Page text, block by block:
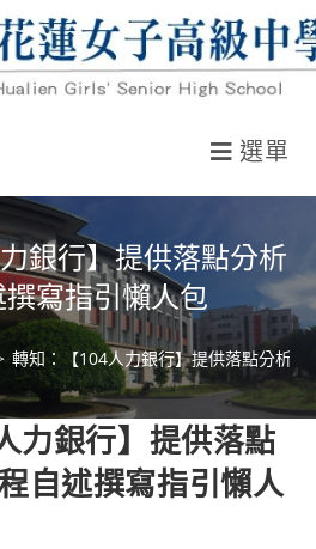
選單
銀行】提供落點分析
寫指引懶人包
轉知：【104人力銀行】提供落點分析
力銀行】提供落點
自述撰寫指引懶人